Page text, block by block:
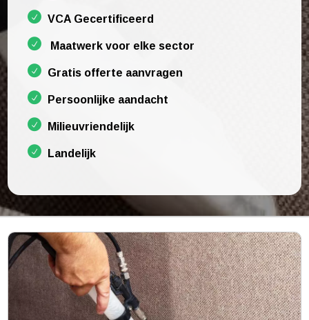
VCA Gecertificeerd
Maatwerk voor elke sector
Gratis offerte aanvragen
Persoonlijke aandacht
Milieuvriendelijk
Landelijk